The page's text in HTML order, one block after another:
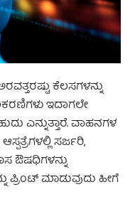
ಕೆಲಸಗಳನ್ನು
ಇದಾಗಲೇ
ಎನ್ನುತ್ತಾರೆ. ವಾಹನಗಳ
ಸರ್ಜರಿ,
ಔಷಧಿಗಳನ್ನು
ಪ್ರಿಂಟ್ ಮಾಡುವುದು ಹೀಗೆ